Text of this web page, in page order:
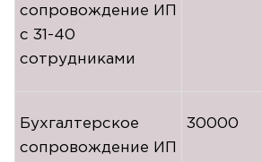
сопровождение ИП
с 31-40
сотрудниками
Бухгалтерское
сопровождение ИП
30000